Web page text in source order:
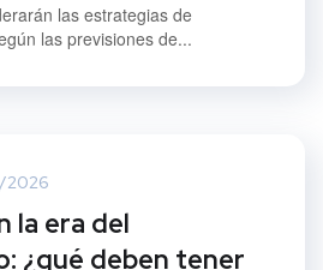
las estrategias de
las previsiones de...
2026
la era del
¿qué deben tener